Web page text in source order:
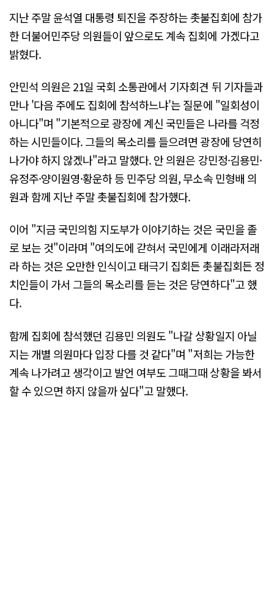
지난 주말 윤석열 대통령 퇴진을 주장하는 촛불집회에 참가
한 더불어민주당 의원들이 앞으로도 계속 집회에 가겠다고
밝혔다.
안민석 의원은 21일 국회 소통관에서 기자회견 뒤 기자들과
만나 '다음 주에도 집회에 참석하느냐'는 질문에 "일회성이
아니다"며 "기본적으로 광장에 계신 국민들은 나라를 걱정
하는 시민들이다. 그들의 목소리를 들으려면 광장에 당연히
나가야 하지 않겠나"라고 말했다. 안 의원은 강민정·김용민·
유정주·양이원영·황운하 등 민주당 의원, 무소속 민형배 의
원과 함께 지난 주말 촛불집회에 참가했다.
이어 "지금 국민의힘 지도부가 이야기하는 것은 국민을 졸
로 보는 것"이라며 "여의도에 갇혀서 국민에게 이래라저래
라 하는 것은 오만한 인식이고 태극기 집회든 촛불집회든 정
치인들이 가서 그들의 목소리를 듣는 것은 당연하다"고 했
다.
함께 집회에 참석했던 김용민 의원도 "나갈 상황일지 아닐
지는 개별 의원마다 입장 다를 것 같다"며 "저희는 가능한
계속 나가려고 생각이고 발언 여부도 그때그때 상황을 봐서
할 수 있으면 하지 않을까 싶다"고 말했다.